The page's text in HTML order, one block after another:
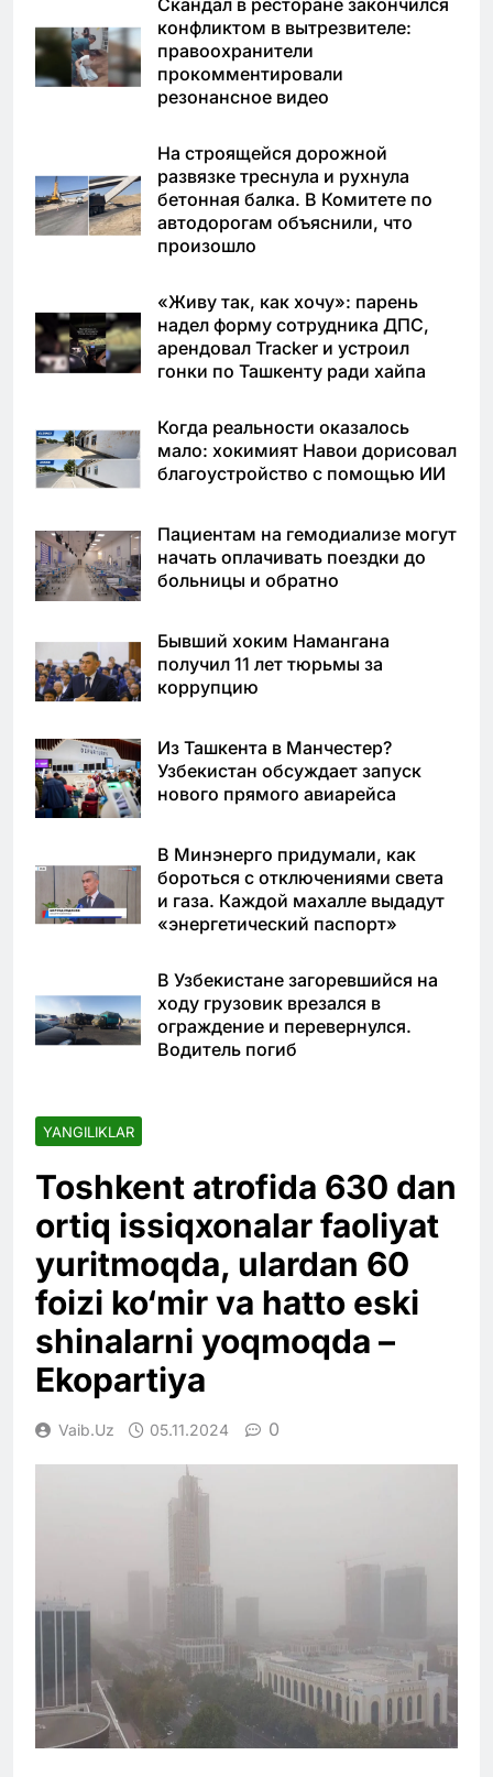
Скандал в ресторане закончился
конфликтом в вытрезвителе:
правоохранители
прокомментировали
резонансное видео
На строящейся дорожной
развязке треснула и рухнула
бетонная балка. В Комитете по
автодорогам объяснили, что
произошло
«Живу так, как хочу»: парень
надел форму сотрудника ДПС,
арендовал Tracker и устроил
гонки по Ташкенту ради хайпа
Когда реальности оказалось
мало: хокимият Навои дорисовал
благоустройство с помощью ИИ
Пациентам на гемодиализе могут
начать оплачивать поездки до
больницы и обратно
Бывший хоким Намангана
получил 11 лет тюрьмы за
коррупцию
Из Ташкента в Манчестер?
Узбекистан обсуждает запуск
нового прямого авиарейса
В Минэнерго придумали, как
бороться с отключениями света
и газа. Каждой махалле выдадут
«энергетический паспорт»
В Узбекистане загоревшийся на
ходу грузовик врезался в
ограждение и перевернулся.
Водитель погиб
YANGILIKLAR
Toshkent atrofida 630 dan
ortiq issiqxonalar faoliyat
yuritmoqda, ulardan 60
foizi ko‘mir va hatto eski
shinalarni yoqmoqda –
Ekopartiya
Vaib.uz 05.11.2024 0